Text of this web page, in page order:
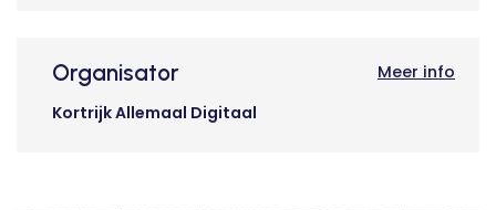
Organisator
Kortrijk Allemaal Digitaal
Meer info